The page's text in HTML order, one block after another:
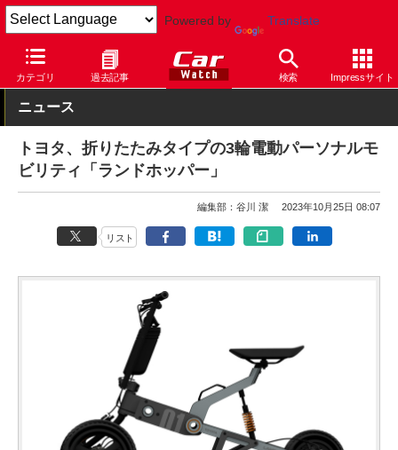
Powered by Translate
カテゴリ 過去記事 検索 Impressサイト
Car Watch イベント ジャパンモビリティショー 2023
ニュース
トヨタ、折りたたみタイプの3輪電動パーソナルモ
ビリティ「ランドホッパー」
編集部：谷川 潔 2023年10月25日 08:07
リスト